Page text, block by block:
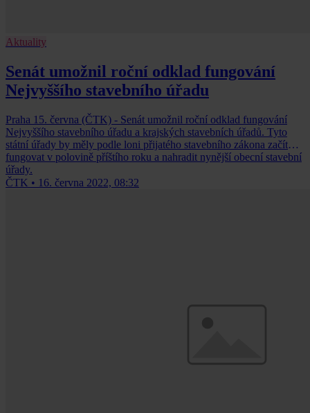
Aktuality
Senát umožnil roční odklad fungování
Nejvyššího stavebního úřadu
Praha 15. června (ČTK) - Senát umožnil roční odklad fungování
Nejvyššího stavebního úřadu a krajských stavebních úřadů. Tyto
státní úřady by měly podle loni přijatého stavebního zákona začít
fungovat v polovině příštího roku a nahradit nynější obecní stavební
úřady.
ČTK • 16. června 2022, 08:32